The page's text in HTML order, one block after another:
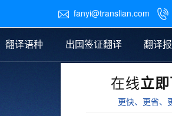
 fanyi@translian.com 
图纸翻译
翻译语种 出国签证翻译 翻译
笔译翻译
公证样本
在线立
更快、更省、